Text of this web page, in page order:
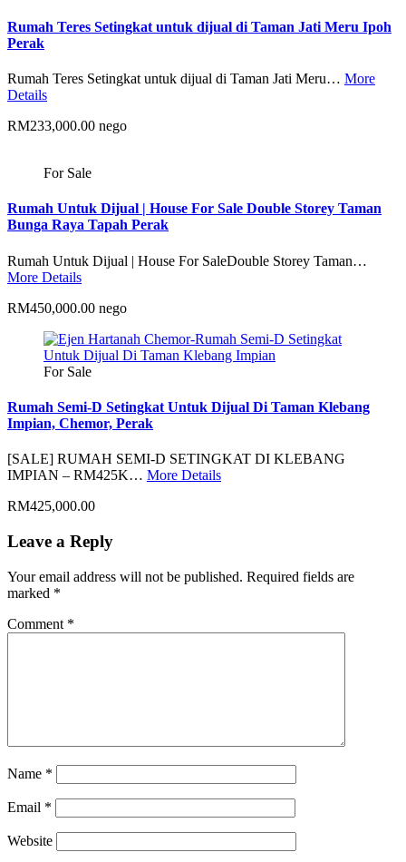
Rumah Teres Setingkat untuk dijual di Taman Jati Meru Ipoh
Perak
Rumah Teres Setingkat untuk dijual di Taman Jati Meru… More
Details
RM233,000.00 nego
For Sale
Rumah Untuk Dijual | House For Sale Double Storey Taman
Bunga Raya Tapah Perak
Rumah Untuk Dijual | House For SaleDouble Storey Taman…
More Details
RM450,000.00 nego
For Sale
Rumah Semi-D Setingkat Untuk Dijual Di Taman Klebang
Impian, Chemor, Perak
[SALE] RUMAH SEMI-D SETINGKAT DI KLEBANG
IMPIAN – RM425K… More Details
RM425,000.00
Leave a Reply
Your email address will not be published. Required fields are
marked *
Comment *
Name *
Email *
Website